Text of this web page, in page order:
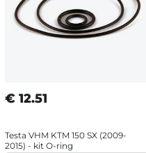
€ 12.51
Testa VHM KTM 150 SX (2009-
2015) - kit O-ring